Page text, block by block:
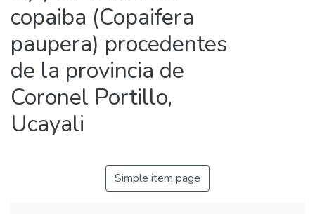
copaiba (Copaifera
paupera) procedentes
de la provincia de
Coronel Portillo,
Ucayali
Simple item page